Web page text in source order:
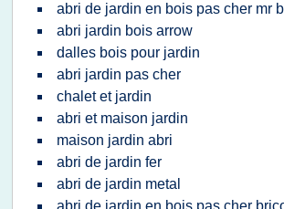
abri de jardin en bois pas cher mr
abri jardin bois arrow
dalles bois pour jardin
abri jardin pas cher
chalet et jardin
abri et maison jardin
maison jardin abri
abri de jardin fer
abri de jardin metal
abri de jardin en bois pas cher